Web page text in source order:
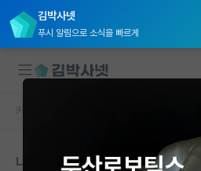
김박사넷
푸시 알림으로 소식을 빠르게
국내대학원 정보
커뮤니티 홈
나는 우리 교수님이 진짜 좋다.